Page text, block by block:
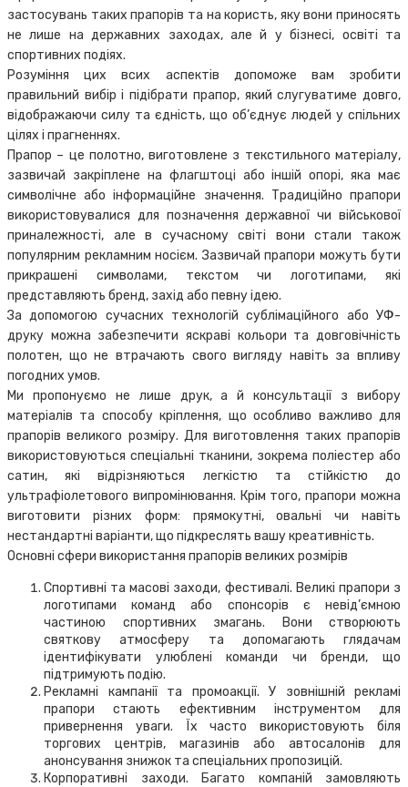
застосувань таких прапорів та на користь, яку вони приносять
не лише на державних заходах, але й у бізнесі, освіті та
спортивних подіях.
Розуміння цих всих аспектів допоможе вам зробити
правильний вибір і підібрати прапор, який слугуватиме довго,
відображаючи силу та єдність, що об’єднує людей у спільних
цілях і прагненнях.
Прапор – це полотно, виготовлене з текстильного матеріалу,
зазвичай закріплене на флагштоці або іншій опорі, яка має
символічне або інформаційне значення. Традиційно прапори
використовувалися для позначення державної чи військової
приналежності, але в сучасному світі вони стали також
популярним рекламним носієм. Зазвичай прапори можуть бути
прикрашені символами, текстом чи логотипами, які
представляють бренд, захід або певну ідею.
За допомогою сучасних технологій сублімаційного або УФ-
друку можна забезпечити яскраві кольори та довговічність
полотен, що не втрачають свого вигляду навіть за впливу
погодних умов.
Ми пропонуємо не лише друк, а й консультації з вибору
матеріалів та способу кріплення, що особливо важливо для
прапорів великого розміру. Для виготовлення таких прапорів
використовуються спеціальні тканини, зокрема поліестер або
сатин, які відрізняються легкістю та стійкістю до
ультрафіолетового випромінювання. Крім того, прапори можна
виготовити різних форм: прямокутні, овальні чи навіть
нестандартні варіанти, що підкреслять вашу креативність.
Основні сфери використання прапорів великих розмірів
Спортивні та масові заходи, фестивалі. Великі прапори з
логотипами команд або спонсорів є невід’ємною
частиною спортивних змагань. Вони створюють
святкову атмосферу та допомагають глядачам
ідентифікувати улюблені команди чи бренди, що
підтримують подію.
Рекламні кампанії та промоакції. У зовнішній рекламі
прапори стають ефективним інструментом для
привернення уваги. Їх часто використовують біля
торгових центрів, магазинів або автосалонів для
анонсування знижок та спеціальних пропозицій.
Корпоративні заходи. Багато компаній замовляють